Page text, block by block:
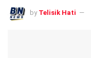
by Telisik Hati